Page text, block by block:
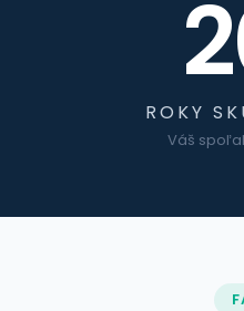
ROKY
Váš